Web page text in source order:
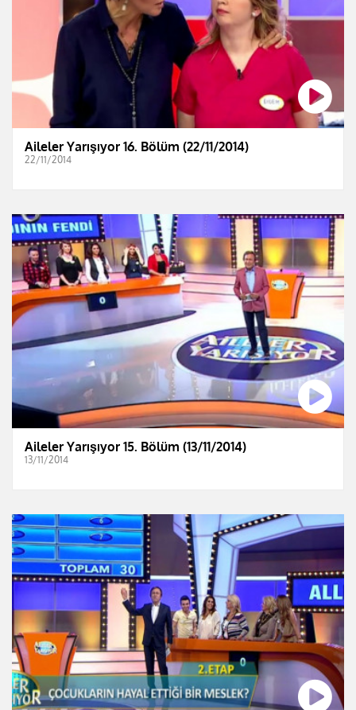
Aileler Yarışıyor 16. Bölüm (22/11/2014)
22/11/2014
Aileler Yarışıyor 15. Bölüm (13/11/2014)
13/11/2014